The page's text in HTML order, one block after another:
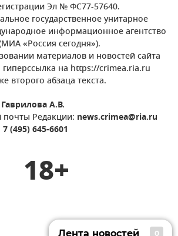
Эл № ФС77-57640.
государственное унитарное
информационное агентство
«Россия сегодня»).
материалов и новостей сайта
на https://crimea.ria.ru
второго абзаца текста.
Гаврилова А.В.
почты Редакции: news.crimea@ria.ru
7 (495) 645-6601
18+
Лента новостей 0